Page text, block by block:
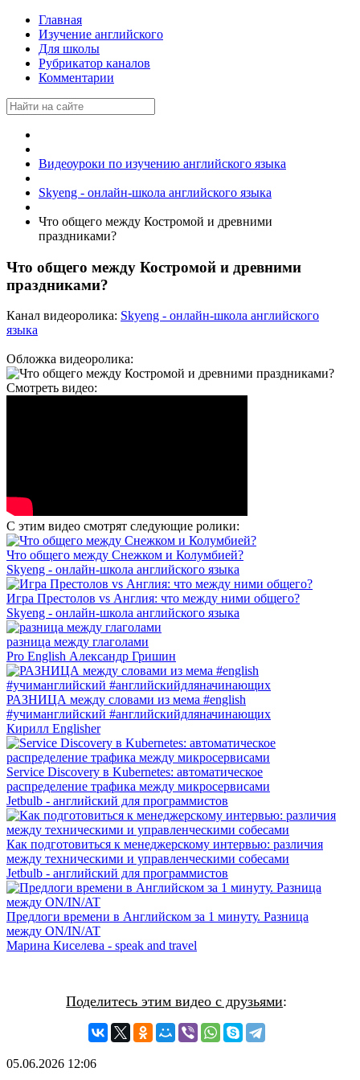
Главная
Изучение английского
Для школы
Рубрикатор каналов
Комментарии
Видеоуроки по изучению английского языка
Skyeng - онлайн-школа английского языка
Что общего между Костромой и древними
праздниками?
Что общего между Костромой и древними
праздниками?
Канал видеоролика: Skyeng - онлайн-школа английского
языка
Обложка видеоролика:
Смотреть видео:
С этим видео смотрят следующие ролики:
Что общего между Снежком и Колумбией?
Skyeng - онлайн-школа английского языка
Игра Престолов vs Англия: что между ними общего?
Skyeng - онлайн-школа английского языка
разница между глаголами
Pro English Александр Гришин
РАЗНИЦА между словами из мема #english
#учиманглийский #английскийдляначинающих
Кирилл Englisher
Service Discovery в Kubernetes: автоматическое
распределение трафика между микросервисами
Jetbulb - английский для программистов
Как подготовиться к менеджерскому интервью: различия
между техническими и управленческими собесами
Jetbulb - английский для программистов
Предлоги времени в Английском за 1 минуту. Разница
между ON/IN/AT
Марина Киселева - speak and travel
Поделитесь этим видео с друзьями:
05.06.2026 12:06